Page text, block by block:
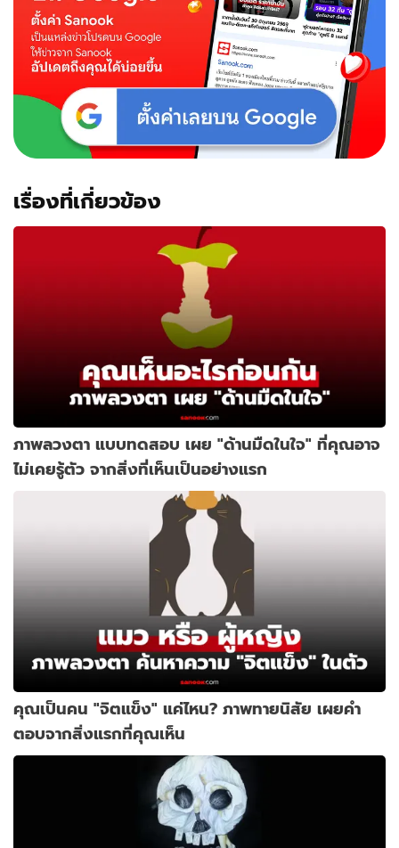
เรื่องที่เกี่ยวข้อง
ภาพลวงตา แบบทดสอบ เผย "ด้านมืดในใจ" ที่คุณอาจ
ไม่เคยรู้ตัว จากสิ่งที่เห็นเป็นอย่างแรก
คุณเป็นคน "จิตแข็ง" แค่ไหน? ภาพทายนิสัย เผยคำ
ตอบจากสิ่งแรกที่คุณเห็น